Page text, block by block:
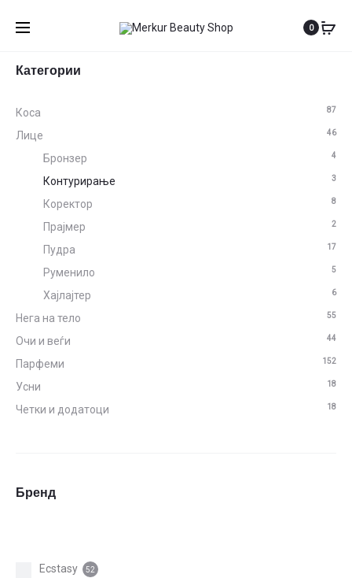
0
Категории
Коса 87
Лице 46
Бронзер 4
Контурирање 3
Коректор 8
Прајмер 2
Пудра 17
Руменило 5
Хајлајтер 6
Нега на тело 55
Очи и веѓи 44
Парфеми 152
Усни 18
Четки и додатоци 18
Бренд
Ecstasy 52